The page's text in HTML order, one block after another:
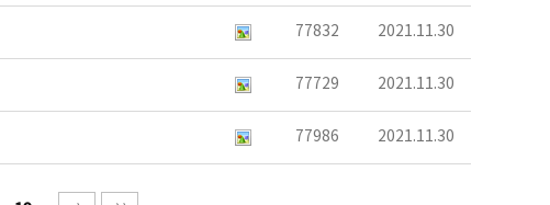
77832 2021.11.30
77729 2021.11.30
77986 2021.11.30